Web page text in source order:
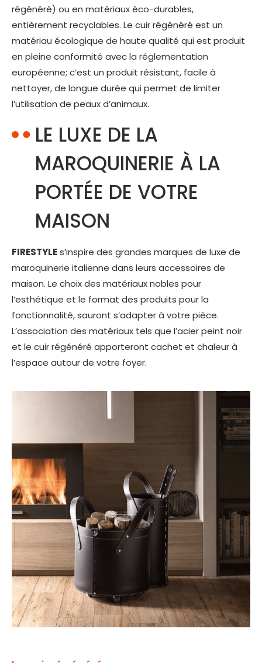
régénéré) ou en matériaux éco-durables,
entièrement recyclables. Le cuir régénéré est un
matériau écologique de haute qualité qui est produit
en pleine conformité avec la réglementation
européenne; c’est un produit résistant, facile à
nettoyer, de longue durée qui permet de limiter
l’utilisation de peaux d’animaux.
LE LUXE DE LA
MAROQUINERIE À LA
PORTÉE DE VOTRE
MAISON
FIRESTYLEs’inspire des grandes marques de luxe de
maroquinerie italienne dans leurs accessoires de
maison. Le choix des matériaux nobles pour
l’esthétique et le format des produits pour la
fonctionnalité, sauront s’adapter à votre pièce.
L’association des matériaux tels que l’acier peint noir
et le cuir régénéré apporteront cachet et chaleur à
l’espace autour de votre foyer.